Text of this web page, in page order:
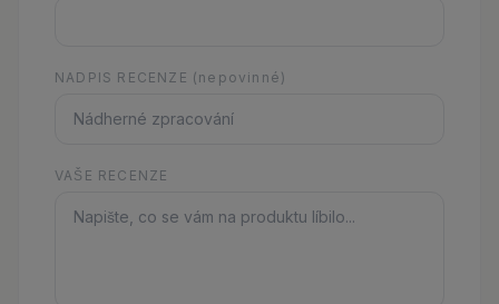
NADPIS RECENZE (nepovinné)
VAŠE RECENZE